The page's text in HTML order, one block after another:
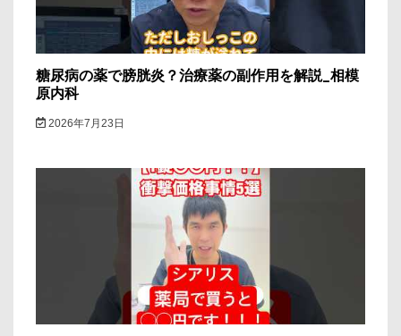
糖尿病の薬で膀胱炎？治療薬の副作用を解説_相模
原内科
2026年7月23日